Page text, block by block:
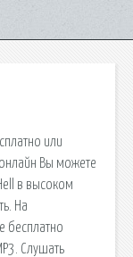
или
Вы можете
в высоком
На
бесплатно
Слушать